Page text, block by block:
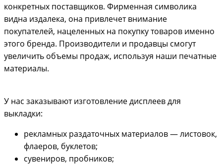
конкретных поставщиков. Фирменная символика
видна издалека, она привлечет внимание
покупателей, нацеленных на покупку товаров именно
этого бренда. Производители и продавцы смогут
увеличить объемы продаж, используя наши печатные
материалы.
У нас заказывают изготовление дисплеев для
выкладки:
рекламных раздаточных материалов — листовок,
флаеров, буклетов;
сувениров, пробников;